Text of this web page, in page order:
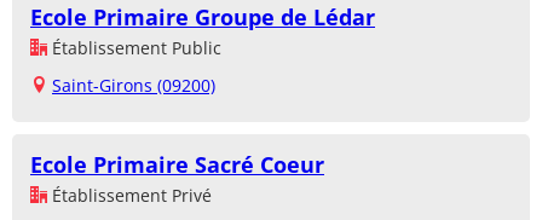
Ecole Primaire Groupe de Lédar
Établissement Public
Saint-Girons (09200)
Ecole Primaire Sacré Coeur
Établissement Privé